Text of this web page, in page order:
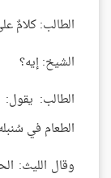
الطالب: كلامٌ
الشيخ: إيه؟
الطالب:
الطعام في
وقال الليث: